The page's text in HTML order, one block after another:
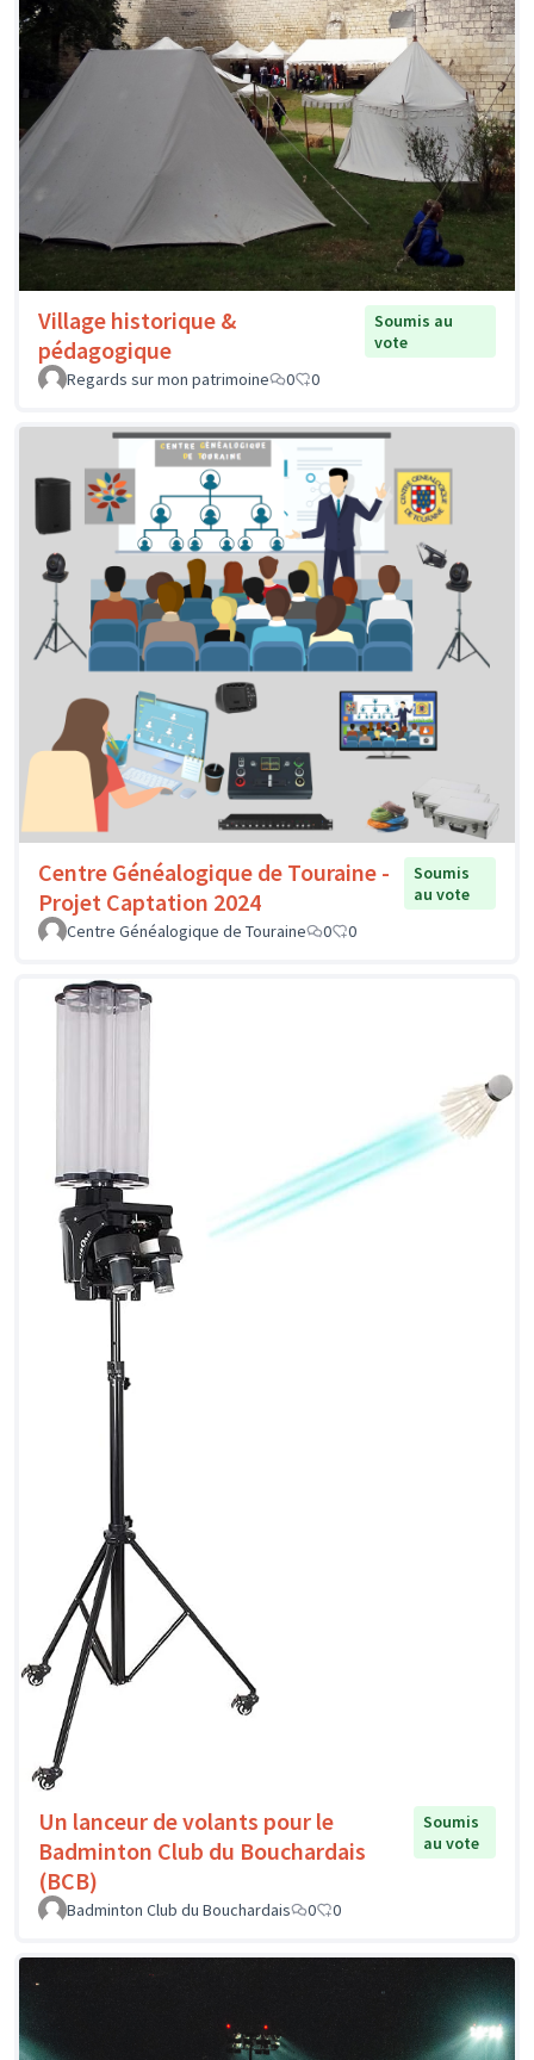
Village historique &
pédagogique
Soumis au
vote
Regards sur mon patrimoine
0 0
Centre Généalogique de Touraine -
Projet Captation 2024
Soumis
au vote
Centre Généalogique de Touraine
0 0
Un lanceur de volants pour le
Badminton Club du Bouchardais
(BCB)
Soumis
au vote
Badminton Club du Bouchardais 0 0